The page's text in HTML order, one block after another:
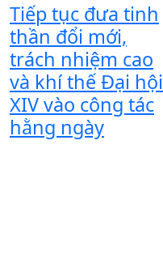
Tiếp tục đưa tinh
thần đổi mới,
trách nhiệm cao
và khí thế Đại hội
XIV vào công tác
hằng ngày